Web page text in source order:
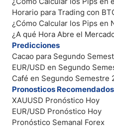
Horario para Trading con
¿Cómo Calcular los Pips en
¿A qué Hora Abre el
Predicciones
Cacao para Segundo
EUR/USD en Segundo
Café en Segundo Semestre
Pronosticos Recomendados
XAUUSD Pronóstico Hoy
EUR/USD Pronóstico Hoy
Pronóstico Semanal Forex